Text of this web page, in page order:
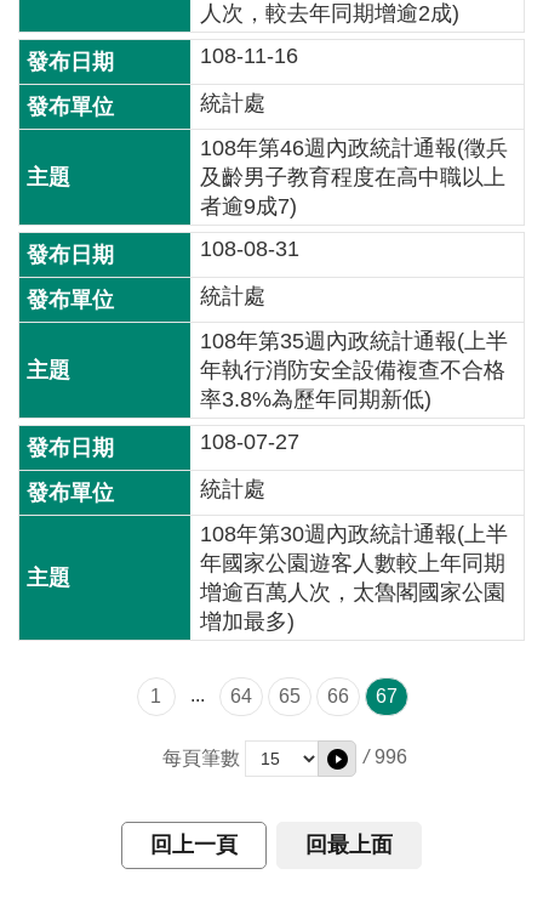
主
題
服
務
互
交
流
回
頁
網
站
導
覽
民
信
人次，較去年同期增逾2成)
108-11-16
統計處
108年第46週內政統計通報(徵兵
及齡男子教育程度在高中職以上
者逾9成7)
108-08-31
統計處
108年第35週內政統計通報(上半
年執行消防安全設備複查不合格
率3.8%為歷年同期新低)
108-07-27
統計處
108年第30週內政統計通報(上半
年國家公園遊客人數較上年同期
增逾百萬人次，太魯閣國家公園
增加最多)
1 ... 64 65 66 67
每頁筆數 / 996
回上一頁 回最上面